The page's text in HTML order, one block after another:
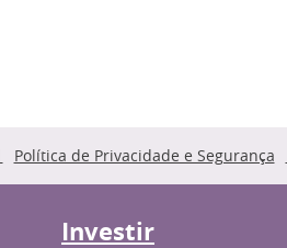
Política de Privacidade e Segurança
Investir